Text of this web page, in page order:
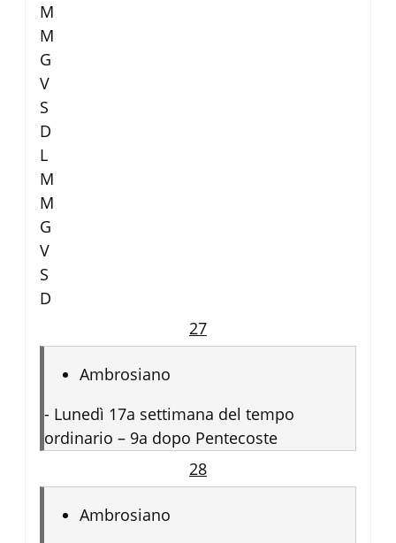
M
M
G
V
S
D
L
M
M
G
V
S
D
27
Ambrosiano
- Lunedì 17a settimana del tempo
ordinario – 9a dopo Pentecoste
28
Ambrosiano